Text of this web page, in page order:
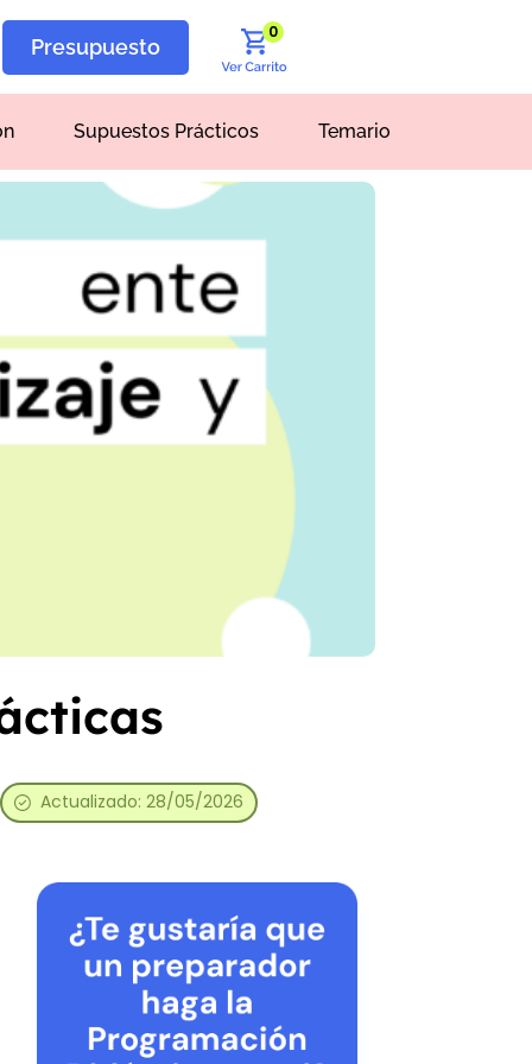
Presupuesto
0
Supuestos Prácticos Temario
Actualizado: 28/05/2026